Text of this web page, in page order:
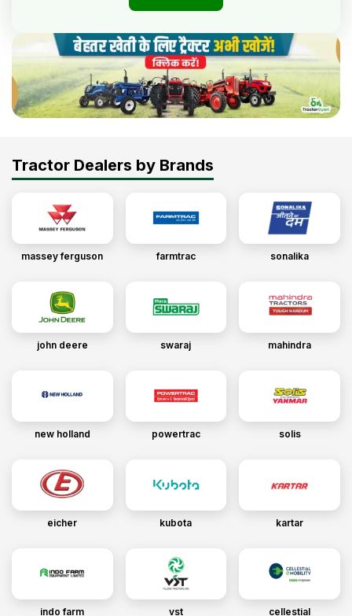
Tractor Dealers by Brands
massey ferguson farmtrac sonalika
john deere swaraj mahindra
new holland powertrac solis
eicher kubota kartar
indo farm vst cellestial